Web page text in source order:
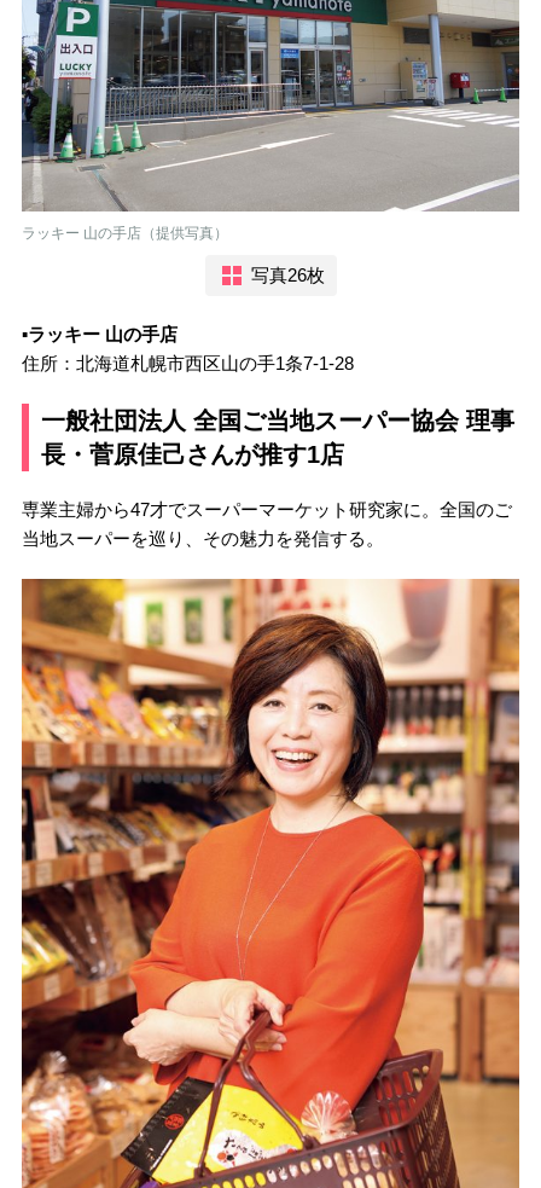
ラッキー 山の手店（提供写真）
写真26枚
▪️ラッキー 山の手店
住所：北海道札幌市西区山の手1条7-1-28
一般社団法人 全国ご当地スーパー協会 理事
長・菅原佳己さんが推す1店
専業主婦から47才でスーパーマーケット研究家に。全国のご
当地スーパーを巡り、その魅力を発信する。